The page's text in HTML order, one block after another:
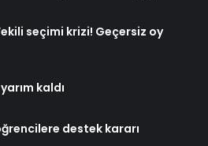
seçimi krizi! Geçersiz oy
kaldı
destek kararı